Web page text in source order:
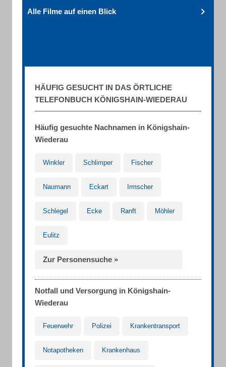
Alle Filme auf einen Blick
HÄUFIG GESUCHT IN DAS ÖRTLICHE
TELEFONBUCH KÖNIGSHAIN-WIEDERAU
Häufig gesuchte Nachnamen in Königshain-
Wiederau
Winkler Schlimper Fischer
Naumann Eckart Irmscher
Schlegel Ecke Ranft Möhler
Eulitz
Zur Personensuche »
Notfall und Versorgung in Königshain-
Wiederau
Feuerwehr Polizei Krankentransport
Notapotheken Krankenhaus